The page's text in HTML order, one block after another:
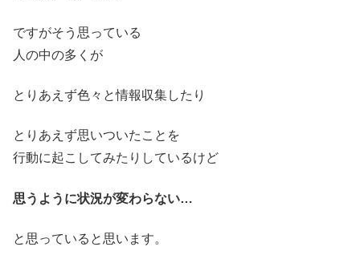
ですがそう思っている
人の中の多くが
とりあえず色々と情報収集したり
とりあえず思いついたことを
行動に起こしてみたりしているけど
思うように状況が変わらない…
と思っていると思います。